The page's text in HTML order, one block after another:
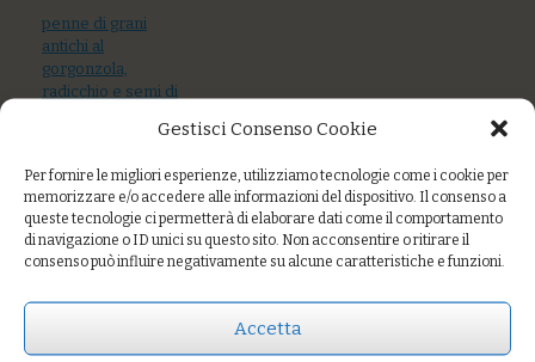
Gestisci Consenso Cookie
Per fornire le migliori esperienze, utilizziamo tecnologie come i cookie per
memorizzare e/o accedere alle informazioni del dispositivo. Il consenso a
queste tecnologie ci permetterà di elaborare dati come il comportamento
di navigazione o ID unici su questo sito. Non acconsentire o ritirare il
consenso può influire negativamente su alcune caratteristiche e funzioni.
Accetta
penne di grani
antichi al
gorgonzola,
radicchio e semi di
ragù di palamita e
capperi
Riso semintegrale
con verdure e
sesamo tostato